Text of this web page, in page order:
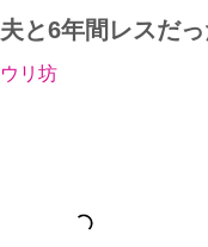
夫と6年間レスだ
ウリ坊